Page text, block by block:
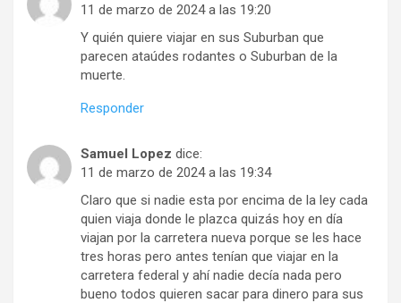
11 de marzo de 2024 a las 19:20
Y quién quiere viajar en sus Suburban que
parecen ataúdes rodantes o Suburban de la
muerte.
Responder
Samuel Lopez dice:
11 de marzo de 2024 a las 19:34
Claro que si nadie esta por encima de la ley cada
quien viaja donde le plazca quizás hoy en día
viajan por la carretera nueva porque se les hace
tres horas pero antes tenían que viajar en la
carretera federal y ahí nadie decía nada pero
bueno todos quieren sacar para dinero para sus